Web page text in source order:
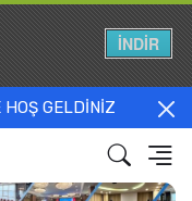
HOŞ GELDİNİZ
İNDİR